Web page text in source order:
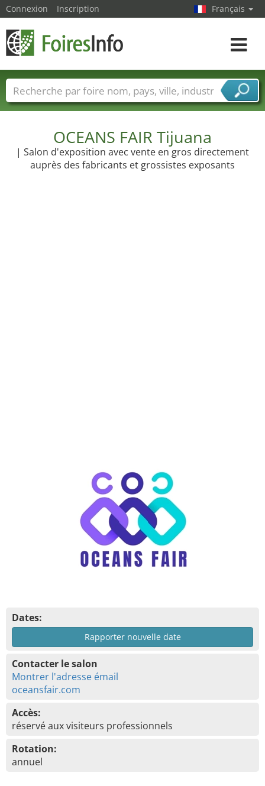
OCEANS FAIR Tijuana
| Salon d'exposition avec vente en gros directement
auprès des fabricants et grossistes exposants
Dates:
Rapporter nouvelle date
Contacter le salon
Montrer l'adresse émail
oceansfair.com
Accès:
réservé aux visiteurs professionnels
Rotation:
annuel
Connexion Inscription Français
Toggle
Foire noms Pays Villes
Secteurs de foire